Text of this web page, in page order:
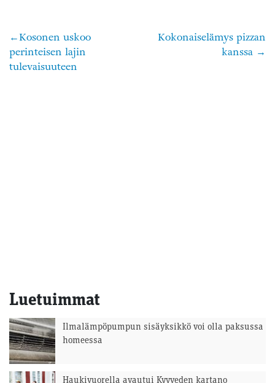
Artikkelien
selaus
Kosonen uskoo
perinteisen lajin
tulevaisuuteen
Kokonaiselämys pizzan
kanssa
Luetuimmat
Ilmalämpöpumpun sisäyksikkö voi olla paksussa
homeessa
Haukivuorella avautui Kyyveden kartano